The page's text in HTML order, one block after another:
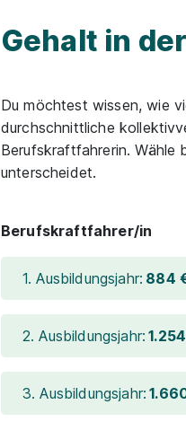
Gehalt in
Du möchtest wissen, wie
durchschnittliche
Berufskraftfahrerin. Wähle
unterscheidet.
Berufskraftfahrer/in
1. Ausbildungsjahr: 884
2. Ausbildungsjahr:
3. Ausbildungsjahr: